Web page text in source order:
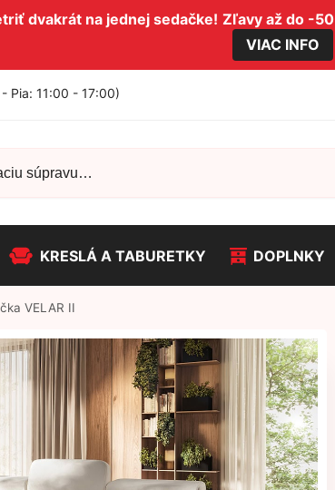
dvakrát na jednej sedačke! Zľavy až do -50
VIAC INFO
- Pia: 11:00 - 17:00)
KRESLÁ A TABURETKY DOPLNKY
VELAR II